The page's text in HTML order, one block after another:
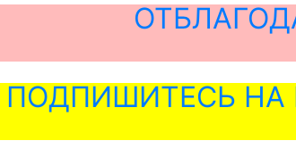
ПОДПИШИТЕСЬ НА